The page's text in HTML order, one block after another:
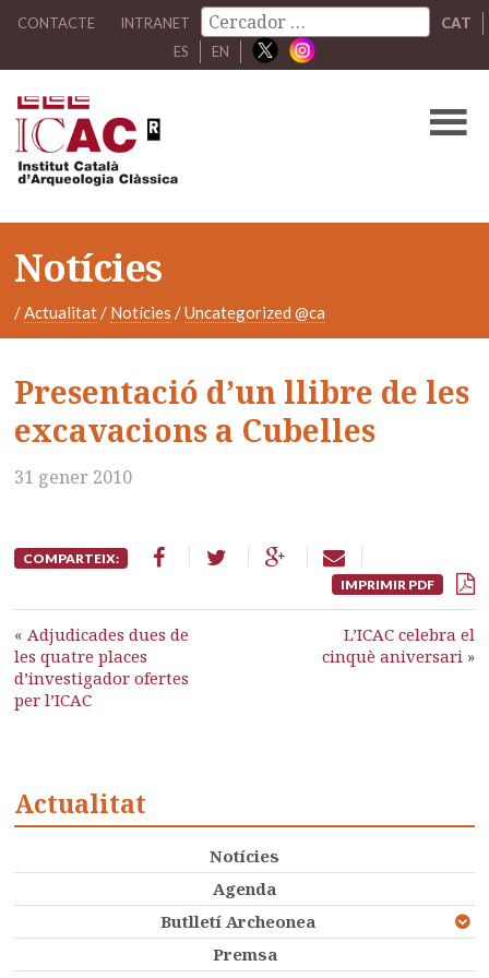
CONTACTE INTRANET
CAT
ES
EN
Notícies
/Actualitat/ Notícies /Uncategorized @ca
Presentació d’un llibre de les
excavacions a Cubelles
31 gener 2010
COMPARTEIX:
IMPRIMIR PDF
«Adjudicades dues de
les quatre places
d’investigador ofertes
per l’ICAC
L’ICAC celebra el
cinquè aniversari»
Actualitat
Notícies
Agenda
Butlletí Archeonea
Premsa